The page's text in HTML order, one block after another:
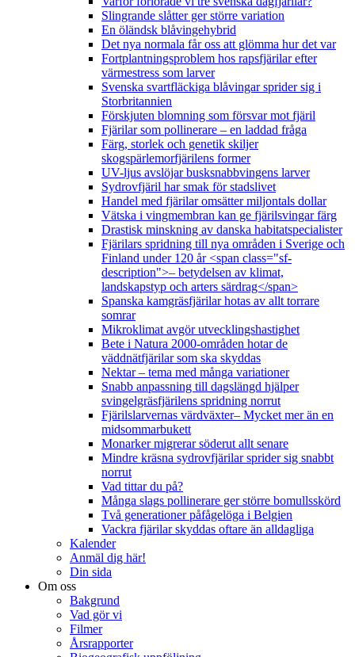
Slingrande slåtter ger större variation
En öländsk blåvingehybrid
Det nya normala får oss att glömma hur det var
Fortplantningsproblem hos rapsfjärilar efter
värmestress som larver
Svenska svartfläckiga blåvingar sprider sig i
Storbritannien
Förskjuten blomning som försvar mot fjäril
Fjärilar som pollinerare – en laddad fråga
Färg, storlek och genetik skiljer
skogspärlemorfjärilens former
UV-ljus avslöjar busksnabbvingens larver
Sydrovfjäril har smak för stadslivet
Handel med fjärilar omsätter miljontals dollar
Vätska i vingmembran kan ge fjärilsvingar färg
Drastisk minskning av danska habitatspecialister
Fjärilars spridning till nya områden i Sverige och
Finland under 120 år <span class="sf-
description">– betydelsen av klimat,
landskapstyp och arters särdrag</span>
Spanska kamgräsfjärilar hotas av allt torrare
somrar
Mikroklimat avgör utvecklingshastighet
Bete i Natura 2000-områden hotar de
väddnätfjärilar som ska skyddas
Nektar – tema med många variationer
Snabb anpassning till dagslängd hjälper
svingelgräsfjärilens spridning norrut
Fjärilslarvernas värdväxter– Mycket mer än en
midsommarbukett
Monarker migrerar söderut allt senare
Mindre kräsna sydrovfjärilar sprider sig snabbt
norrut
Vad tittar du på?
Många slags pollinerare ger större bomullsskörd
Två generationer påfågelöga i Belgien
Vackra fjärilar skyddas oftare än alldagliga
Kalender
Anmäl dig här!
Din sida
Om oss
Bakgrund
Vad gör vi
Filmer
Årsrapporter